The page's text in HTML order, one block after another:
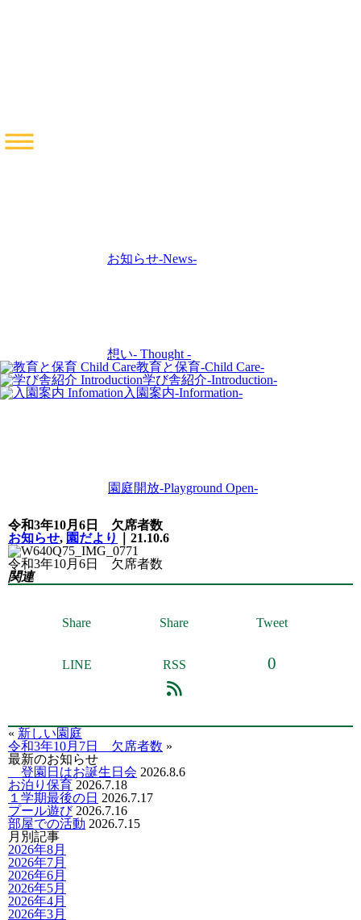
お知らせ-News-
想い- Thought -
教育と保育-Child Care-
学び舎紹介-Introduction-
入園案内-Information-
園庭開放-Playground Open-
令和3年10月6日 欠席者数
お知らせ, 園だより
｜21.10.6
令和3年10月6日 欠席者数
関連
Share Share Tweet
LINE RSS 0
« 新しい園庭
令和3年10月7日 欠席者数 »
最新のお知らせ
登園日はお誕生日会 2026.8.6
お泊り保育 2026.7.18
１学期最後の日 2026.7.17
プール遊び 2026.7.16
部屋での活動 2026.7.15
月別記事
2026年8月
2026年7月
2026年6月
2026年5月
2026年4月
2026年3月